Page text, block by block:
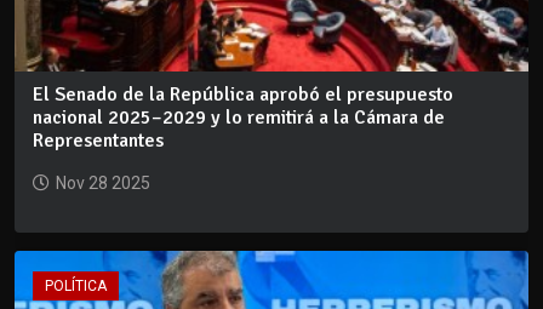
El Senado de la República aprobó el presupuesto
nacional 2025–2029 y lo remitirá a la Cámara de
Representantes
Nov 28 2025
POLÍTICA